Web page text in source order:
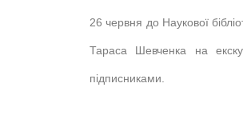
26 червня до Наукової
Тараса Шевченка на
підписниками.